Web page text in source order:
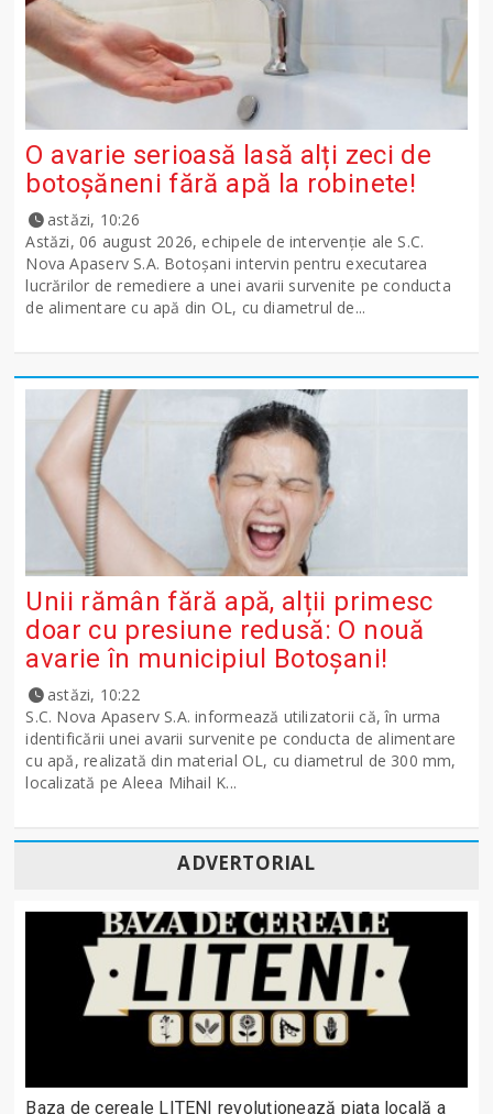
O avarie serioasă lasă alți zeci de
botoșăneni fără apă la robinete!
astăzi, 10:26
Astăzi, 06 august 2026, echipele de intervenție ale S.C.
Nova Apaserv S.A. Botoșani intervin pentru executarea
lucrărilor de remediere a unei avarii survenite pe conducta
de alimentare cu apă din OL, cu diametrul de...
Unii rămân fără apă, alții primesc
doar cu presiune redusă: O nouă
avarie în municipiul Botoșani!
astăzi, 10:22
S.C. Nova Apaserv S.A. informează utilizatorii că, în urma
identificării unei avarii survenite pe conducta de alimentare
cu apă, realizată din material OL, cu diametrul de 300 mm,
localizată pe Aleea Mihail K...
ADVERTORIAL
Baza de cereale LITENI revoluționează piața locală a